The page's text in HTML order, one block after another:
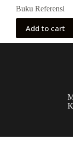
Buku Referensi
Add to cart